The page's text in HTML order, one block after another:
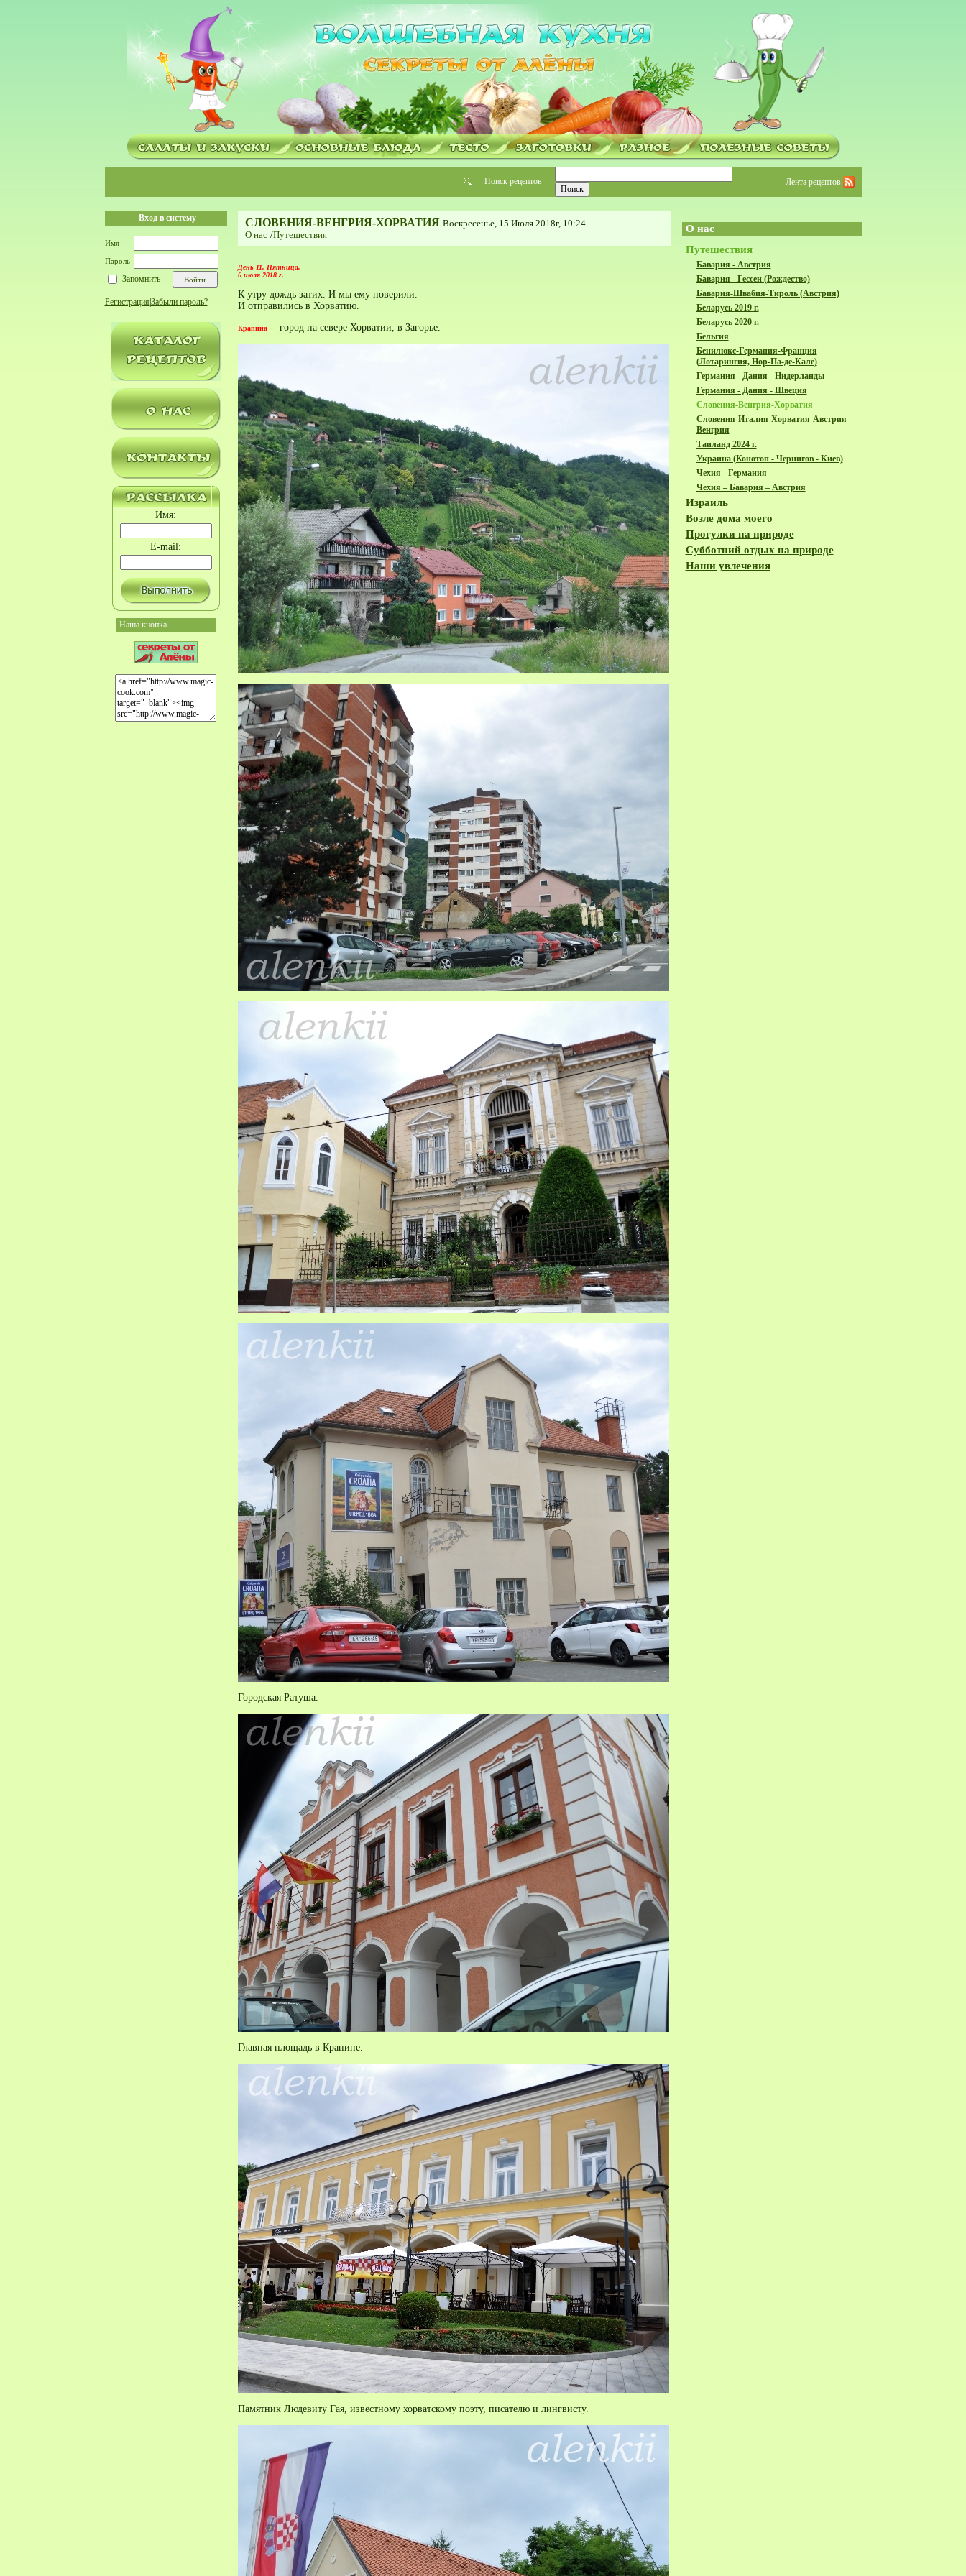
Поиск рецептов Лента рецептов
Вход в систему
Имя
Пароль
Запомнить
Регистрация Забыли пароль?
Имя:
E-mail:
Наша кнопка
СЛОВЕНИЯ-ВЕНГРИЯ-ХОРВАТИЯ Воскресенье, 15 Июля 2018г, 10:24
О нас/Путешествия
День 11. Пятница.
6 июля 2018 г.
К утру дождь затих. И мы ему поверили.
И отправились в Хорватию.
Крапина- город на севере Хорватии, в Загорье.
Городская Ратуша.
Главная площадь в Крапине.
Памятник Людевиту Гая, известному хорватскому поэту, писателю и лингвисту.
О нас
Путешествия
Бавария - Австрия
Бавария - Гессен (Рождество)
Бавария-Швабия-Тироль (Австрия)
Беларусь 2019 г.
Беларусь 2020 г.
Бельгия
Бенилюкс-Германия-Франция
(Лотарингия, Нор-Па-де-Кале)
Германия - Дания - Нидерланды
Германия - Дания - Швеция
Словения-Венгрия-Хорватия
Словения-Италия-Хорватия-Австрия-
Венгрия
Таиланд 2024 г.
Украина (Конотоп - Чернигов - Киев)
Чехия - Германия
Чехия – Бавария – Австрия
Израиль
Возле дома моего
Прогулки на природе
Субботний отдых на природе
Наши увлечения